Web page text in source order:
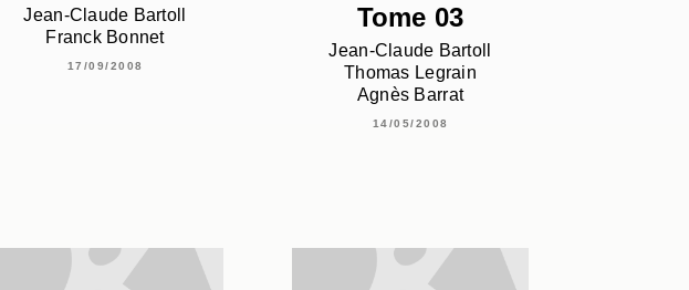
Jean-Claude Bartoll
Franck Bonnet
17/09/2008
Tome 03
Jean-Claude Bartoll
Thomas Legrain
Agnès Barrat
14/05/2008